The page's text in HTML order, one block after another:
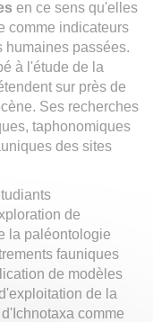
en ce sens qu'elles
comme indicateurs
humaines passées.
à l'étude de la
sur près de
Ses recherches
taphonomiques
des sites
de
la paléontologie
fauniques
de modèles
de la
comme